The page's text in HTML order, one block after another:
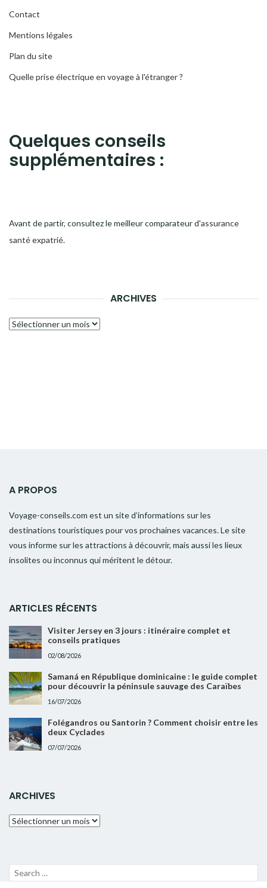
Contact
Mentions légales
Plan du site
Quelle prise électrique en voyage à l'étranger ?
Quelques conseils
supplémentaires :
Avant de partir, consultez le meilleur comparateur d'assurance
santé expatrié.
ARCHIVES
Archives
A PROPOS
Voyage-conseils.com est un site d’informations sur les
destinations touristiques pour vos prochaines vacances. Le site
vous informe sur les attractions à découvrir, mais aussi les lieux
insolites ou inconnus qui méritent le détour.
ARTICLES RÉCENTS
Visiter Jersey en 3 jours : itinéraire complet et
conseils pratiques
02/08/2026
Samaná en République dominicaine : le guide complet
pour découvrir la péninsule sauvage des Caraïbes
16/07/2026
Folégandros ou Santorin ? Comment choisir entre les
deux Cyclades
07/07/2026
ARCHIVES
Archives
Recherche